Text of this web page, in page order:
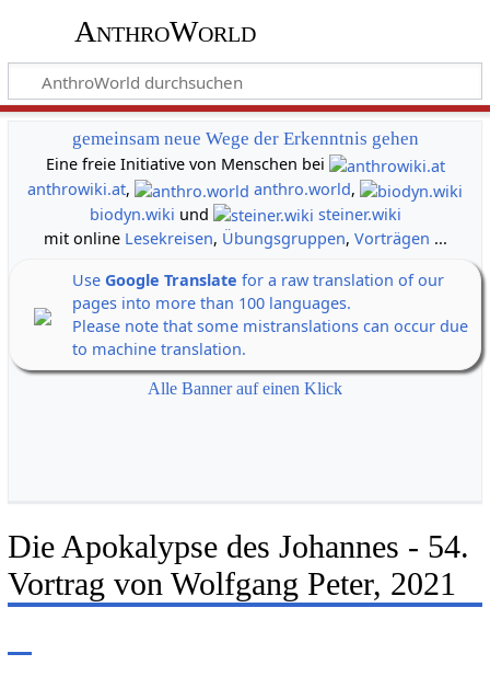
AnthroWorld
gemeinsam neue Wege der Erkenntnis gehen
Eine freie Initiative von Menschen bei
anthrowiki.at, anthro.world,
biodyn.wiki und
steiner.wiki
mit online Lesekreisen, Übungsgruppen, Vorträgen ...
Use Google Translate for a raw translation of our
pages into more than 100 languages.
Please note that some mistranslations can occur due
to machine translation.
Alle Banner auf einen Klick
Die Apokalypse des Johannes - 54.
Vortrag von Wolfgang Peter, 2021